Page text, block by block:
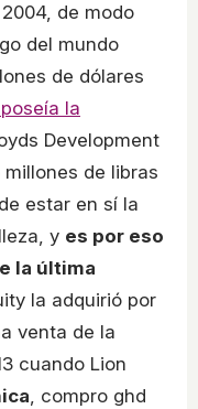
de modo
del mundo
de dólares
poseía la
Development
de libras
estar en sí la
y es por eso
la última
la adquirió por
venta de la
cuando Lion
, compro ghd